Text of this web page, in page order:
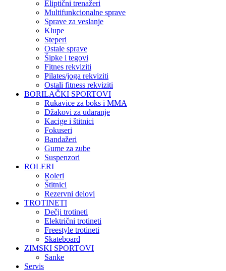
Eliptični trenažeri
Multifunkcionalne sprave
Sprave za veslanje
Klupe
Steperi
Ostale sprave
Šipke i tegovi
Fitnes rekviziti
Pilates/joga rekviziti
Ostali fitness rekviziti
BORILAČKI SPORTOVI
Rukavice za boks i MMA
Džakovi za udaranje
Kacige i štitnici
Fokuseri
Bandažeri
Gume za zube
Suspenzori
ROLERI
Roleri
Štitnici
Rezervni delovi
TROTINETI
Dečji trotineti
Električni trotineti
Freestyle trotineti
Skateboard
ZIMSKI SPORTOVI
Sanke
Servis